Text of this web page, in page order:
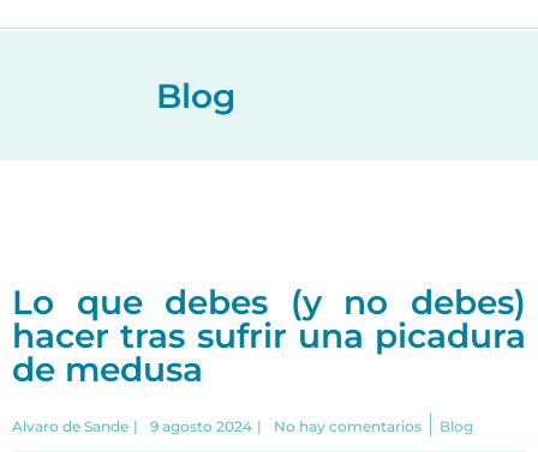
Blog
Lo que debes (y no debes)
hacer tras sufrir una picadura
de medusa
Alvaro de Sande | 9 agosto 2024 | No hay comentarios Blog